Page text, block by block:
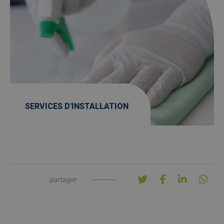
SERVICES D'INSTALLATION
partager